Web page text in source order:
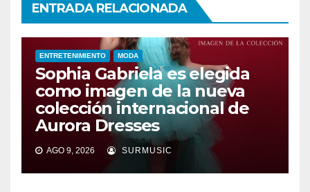
ENTRADA RELACIONADA
ENTRETENIMIENTO MODA
Sophia Gabriela es elegida
como imagen de la nueva
colección internacional de
Aurora Dresses
AGO 9, 2026 SURMUSIC